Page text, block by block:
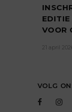
EDITIE
VOOR
21 april
VOLG